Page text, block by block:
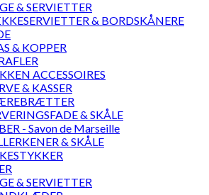
& SERVIETTER
& BORDSKÅNERE
& KOPPER
ACCESSOIRES
& KASSER
& SKÅLE
- Savon de Marseille
& SKÅLE
& SERVIETTER